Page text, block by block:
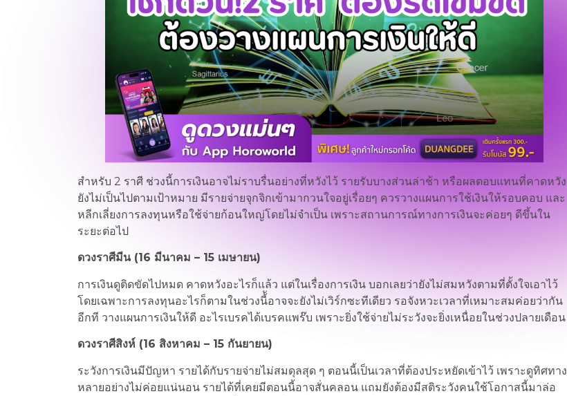
สำหรับ 2 ราศี ช่วงนี้การเงินอาจไม่ราบรื่นอย่างที่หวังไว้ รายรับบางส่วนล่าช้า หรือผลตอบแทนที่คาดหวัง
ยังไม่เป็นไปตามเป้าหมาย มีรายจ่ายจุกจิกเข้ามากวนใจอยู่เรื่อยๆ ควรวางแผนการใช้เงินให้รอบคอบ และ
หลีกเลี่ยงการลงทุนหรือใช้จ่ายก้อนใหญ่โดยไม่จำเป็น เพราะสถานการณ์ทางการเงินจะค่อยๆ ดีขึ้นใน
ระยะต่อไป
ดวงราศีมีน (16 มีนาคม – 15 เมษายน)
การเงินดูติดขัดไปหมด คาดหวังอะไรก็แล้ว แต่ในเรื่องการเงิน บอกเลยว่ายังไม่สมหวังตามที่ตั้งใจเอาไว้
โดยเฉพาะการลงทุนอะไรก็ตามในช่วงนี้ัอาจจะยังไม่เวิร์กซะทีเดียว รอจังหวะเวลาที่เหมาะสมค่อยว่ากัน
อีกที วางแผนการเงินให้ดี อะไรเบรคได้เบรคแพร๊บ เพราะยิ่งใช้จ่ายไม่ระวังจะยิ่งเหนื่อยในช่วงปลายเดือน
ดวงราศีสิงห์ (16 สิงหาคม – 15 กันยายน)
ระวังการเงินมีปัญหา รายได้กับรายจ่ายไม่สมดุลสุด ๆ ตอนนี้เป็นเวลาที่ต้องประหยัดเข้าไว้ เพราะดูทิศทาง
หลายอย่างไม่ค่อยแน่นอน รายได้ที่เคยมีตอนนี้อาจสั่นคลอน แถมยังต้องมีสติระวังคนใช้โอกาสนี้มาล่อ